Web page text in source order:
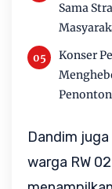
Sama
Konser
Dandim
warga RW